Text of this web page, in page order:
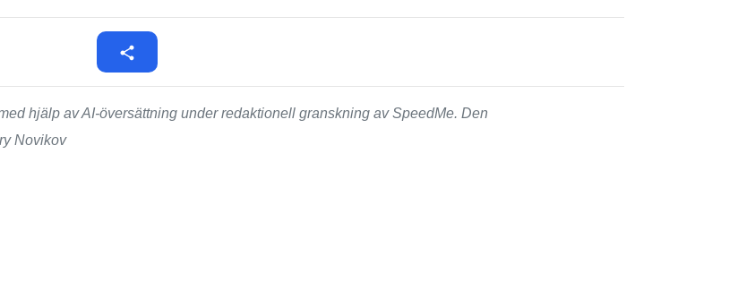
hjälp av AI-översättning under redaktionell granskning av SpeedMe. Den
Novikov